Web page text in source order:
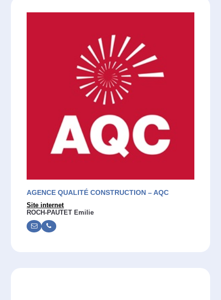
AGENCE QUALITÉ CONSTRUCTION – AQC
Site internet
ROCH-PAUTET Emilie